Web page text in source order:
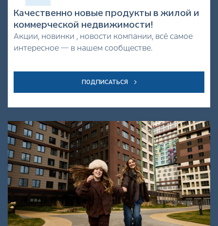
Качественно новые продукты в жилой и
коммерческой недвижимости!
Акции, новинки , новости компании, всё самое
интересное — в нашем сообществе.
ПОДПИСАТЬСЯ